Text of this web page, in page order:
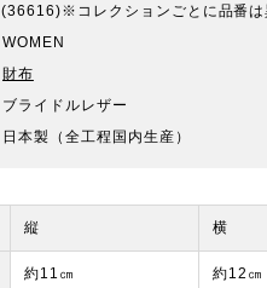
(36616)※コレクションごとに品番は
WOMEN
財布
ブライドルレザー
日本製（全工程国内生産）
縦 横
約11㎝ 約12㎝